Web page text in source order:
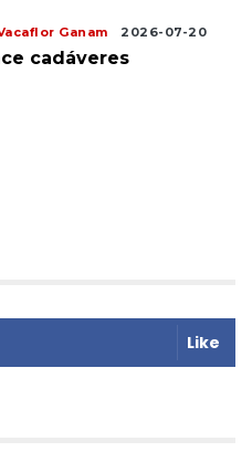
Ganam 2026-07-20
cadáveres
Like